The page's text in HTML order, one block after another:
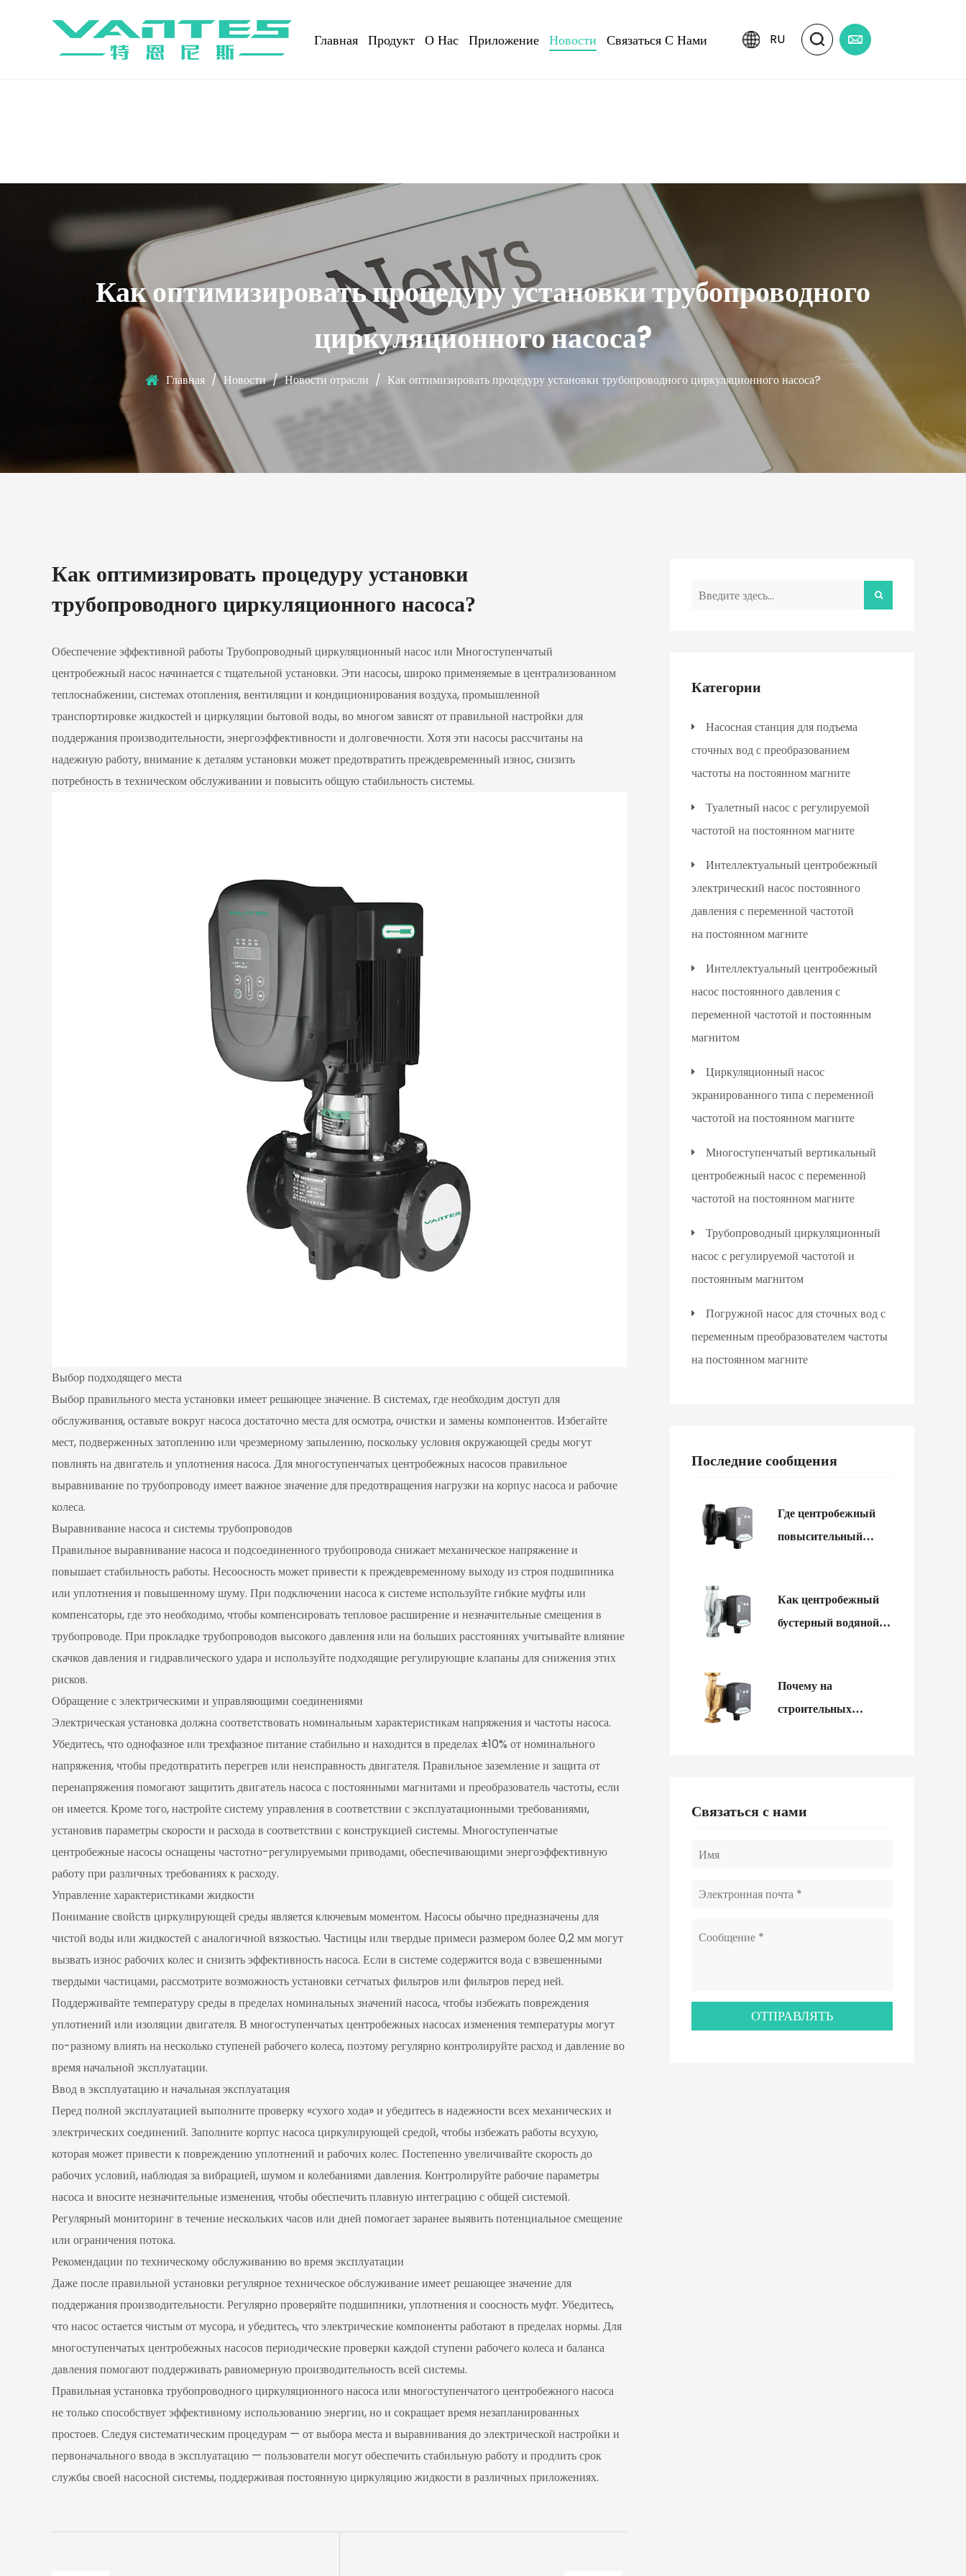
Главная Продукт О Нас Приложение Новости Связаться С Нами RU
Как оптимизировать процедуру установки трубопроводного
циркуляционного насоса?
Главная / Новости / Новости отрасли / Как оптимизировать процедуру установки трубопроводного циркуляционного насоса?
Как оптимизировать процедуру установки
трубопроводного циркуляционного насоса?
Обеспечение эффективной работыТрубопроводный циркуляционный насосили Многоступенчатый
центробежный насосначинается с тщательной установки. Эти насосы, широко применяемые в централизованном
теплоснабжении, системах отопления, вентиляции и кондиционирования воздуха, промышленной
транспортировке жидкостей и циркуляции бытовой воды, во многом зависят от правильной настройки для
поддержания производительности, энергоэффективности и долговечности. Хотя эти насосы рассчитаны на
надежную работу, внимание к деталям установки может предотвратить преждевременный износ, снизить
потребность в техническом обслуживании и повысить общую стабильность системы.
Выбор подходящего места
Выбор правильного места установки имеет решающее значение. В системах, где необходим доступ для
обслуживания, оставьте вокруг насоса достаточно места для осмотра, очистки и замены компонентов. Избегайте
мест, подверженных затоплению или чрезмерному запылению, поскольку условия окружающей среды могут
повлиять на двигатель и уплотнения насоса. Для многоступенчатых центробежных насосов правильное
выравнивание по трубопроводу имеет важное значение для предотвращения нагрузки на корпус насоса и рабочие
колеса.
Выравнивание насоса и системы трубопроводов
Правильное выравнивание насоса и подсоединенного трубопровода снижает механическое напряжение и
повышает стабильность работы. Несоосность может привести к преждевременному выходу из строя подшипника
или уплотнения и повышенному шуму. При подключении насоса к системе используйте гибкие муфты или
компенсаторы, где это необходимо, чтобы компенсировать тепловое расширение и незначительные смещения в
трубопроводе. При прокладке трубопроводов высокого давления или на больших расстояниях учитывайте влияние
скачков давления и гидравлического удара и используйте подходящие регулирующие клапаны для снижения этих
рисков.
Обращение с электрическими и управляющими соединениями
Электрическая установка должна соответствовать номинальным характеристикам напряжения и частоты насоса.
Убедитесь, что однофазное или трехфазное питание стабильно и находится в пределах ±10% от номинального
напряжения, чтобы предотвратить перегрев или неисправность двигателя. Правильное заземление и защита от
перенапряжения помогают защитить двигатель насоса с постоянными магнитами и преобразователь частоты, если
он имеется. Кроме того, настройте систему управления в соответствии с эксплуатационными требованиями,
установив параметры скорости и расхода в соответствии с конструкцией системы. Многоступенчатые
центробежные насосы оснащены частотно-регулируемыми приводами, обеспечивающими энергоэффективную
работу при различных требованиях к расходу.
Управление характеристиками жидкости
Понимание свойств циркулирующей среды является ключевым моментом. Насосы обычно предназначены для
чистой воды или жидкостей с аналогичной вязкостью. Частицы или твердые примеси размером более 0,2 мм могут
вызвать износ рабочих колес и снизить эффективность насоса. Если в системе содержится вода с взвешенными
твердыми частицами, рассмотрите возможность установки сетчатых фильтров или фильтров перед ней.
Поддерживайте температуру среды в пределах номинальных значений насоса, чтобы избежать повреждения
уплотнений или изоляции двигателя. В многоступенчатых центробежных насосах изменения температуры могут
по-разному влиять на несколько ступеней рабочего колеса, поэтому регулярно контролируйте расход и давление во
время начальной эксплуатации.
Ввод в эксплуатацию и начальная эксплуатация
Перед полной эксплуатацией выполните проверку «сухого хода» и убедитесь в надежности всех механических и
электрических соединений. Заполните корпус насоса циркулирующей средой, чтобы избежать работы всухую,
которая может привести к повреждению уплотнений и рабочих колес. Постепенно увеличивайте скорость до
рабочих условий, наблюдая за вибрацией, шумом и колебаниями давления. Контролируйте рабочие параметры
насоса и вносите незначительные изменения, чтобы обеспечить плавную интеграцию с общей системой.
Регулярный мониторинг в течение нескольких часов или дней помогает заранее выявить потенциальное смещение
или ограничения потока.
Рекомендации по техническому обслуживанию во время эксплуатации
Даже после правильной установки регулярное техническое обслуживание имеет решающее значение для
поддержания производительности. Регулярно проверяйте подшипники, уплотнения и соосность муфт. Убедитесь,
что насос остается чистым от мусора, и убедитесь, что электрические компоненты работают в пределах нормы. Для
многоступенчатых центробежных насосов периодические проверки каждой ступени рабочего колеса и баланса
давления помогают поддерживать равномерную производительность всей системы.
Правильная установка трубопроводного циркуляционного насоса или многоступенчатого центробежного насоса
не только способствует эффективному использованию энергии, но и сокращает время незапланированных
простоев. Следуя систематическим процедурам — от выбора места и выравнивания до электрической настройки и
первоначального ввода в эксплуатацию — пользователи могут обеспечить стабильную работу и продлить срок
службы своей насосной системы, поддерживая постоянную циркуляцию жидкости в различных приложениях.
Категории
Насосная станция для подъема
сточных вод с преобразованием
частоты на постоянном магните
Туалетный насос с регулируемой
частотой на постоянном магните
Интеллектуальный центробежный
электрический насос постоянного
давления с переменной частотой
на постоянном магните
Интеллектуальный центробежный
насос постоянного давления с
переменной частотой и постоянным
магнитом
Циркуляционный насос
экранированного типа с переменной
частотой на постоянном магните
Многоступенчатый вертикальный
центробежный насос с переменной
частотой на постоянном магните
Трубопроводный циркуляционный
насос с регулируемой частотой и
постоянным магнитом
Погружной насос для сточных вод с
переменным преобразователем частоты
на постоянном магните
Последние сообщения
Где центробежный
повысительный
коммерческое
водоснабжение?
Как центробежный
бустерный водяной
переменный расход
на входе?
Почему на
строительных
Связаться с нами